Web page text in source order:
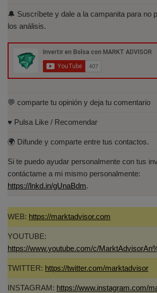
Licenciado en Informática
Politécnica de Madrid(UPM)
🔔 Suscríbete y dale a la campanita para no
los análisis.
💬 comparte tu opinión y deja tu comentario
♥️ Pulsa Like / Recomendar
🌍 Difunde y comparte entre tus contactos.
Si te puedo ayudar personalmente con tus
contáctame a mi mismo personalmente:
https://lnkd.in/gUnaBdm.
WEB: https://marktadvisor.com
YOUTUBE:
https://www.youtube.com/c/
TWITTER: https://twitter.com/marktadvisor
INSTAGRAM: https://www.instagram.com/